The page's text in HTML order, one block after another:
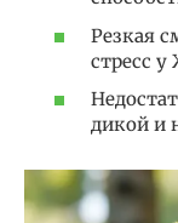
Резкая
стресс
дикой и